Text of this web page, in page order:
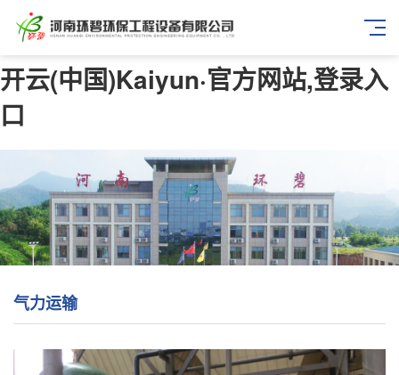
开云(中国)Kaiyun·官方网站,登录入
口
气力运输